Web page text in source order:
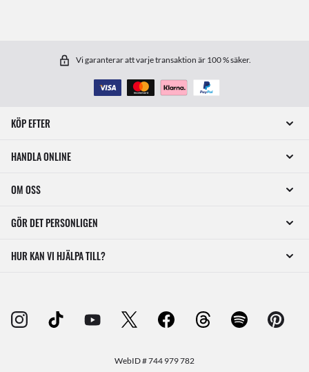
Vi garanterar att varje transaktion är 100 % säker.
KÖP EFTER
HANDLA ONLINE
OM OSS
GÖR DET PERSONLIGEN
HUR KAN VI HJÄLPA TILL?
WebID #744 979 782